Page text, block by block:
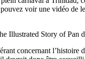
voir une vidéo de
Illustrated Story of Pan
concernant l’histoire